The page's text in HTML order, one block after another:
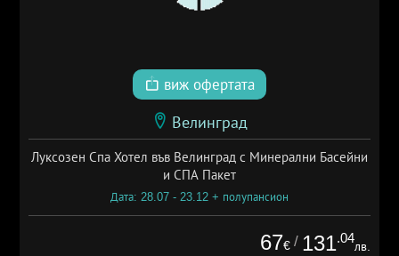
виж офертата
Велинград
Луксозен Спа Хотел във Велинград с Минерални Басейни
и СПА Пакет
Дата: 28.07 - 23.12 + полупансион
67€ / 131.04
лв.